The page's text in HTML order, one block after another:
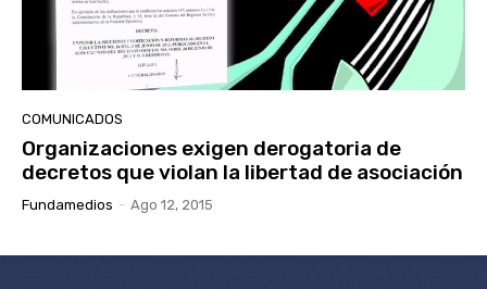
COMUNICADOS
Organizaciones exigen derogatoria de
decretos que violan la libertad de asociación
Fundamedios - Ago 12, 2015